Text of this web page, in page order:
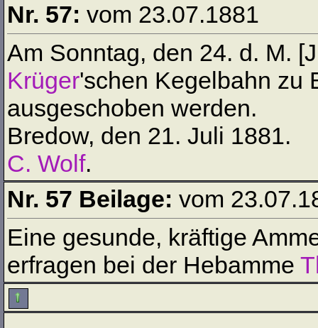
Nr. 57: vom 23.07.1881
Am Sonntag, den 24. d. M.
Krüger'schen Kegelbahn zu
ausgeschoben werden.
Bredow, den 21. Juli 1881.
C. Wolf.
Nr. 57 Beilage: vom
Eine gesunde, kräftige
erfragen bei der Hebamme